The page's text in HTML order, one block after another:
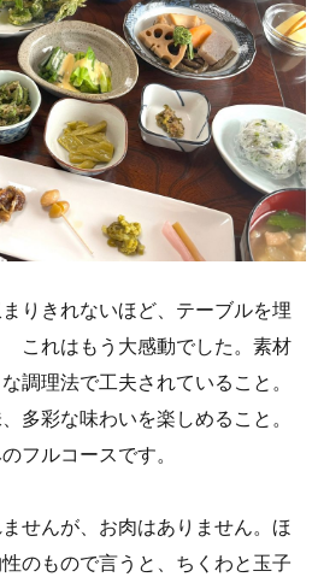
りきれないほど、テーブルを埋
これはもう大感動でした。素材
調理法で工夫されていること。
多彩な味わいを楽しめること。
フルコースです。
せんが、お肉はありません。ほ
のもので言うと、ちくわと玉子